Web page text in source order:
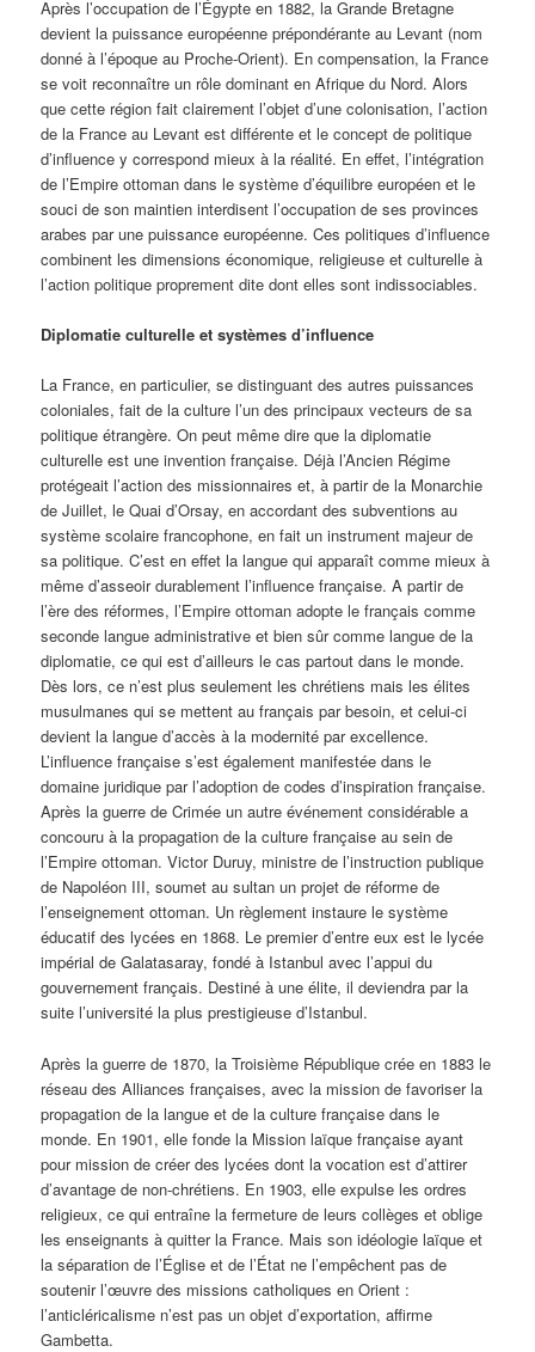
Après l’occupation de l’Égypte en 1882, la Grande Bretagne
devient la puissance européenne prépondérante au Levant (nom
donné à l’époque au Proche-Orient). En compensation, la France
se voit reconnaître un rôle dominant en Afrique du Nord. Alors
que cette région fait clairement l’objet d’une colonisation, l’action
de la France au Levant est différente et le concept de politique
d’influence y correspond mieux à la réalité. En effet, l’intégration
de l’Empire ottoman dans le système d’équilibre européen et le
souci de son maintien interdisent l’occupation de ses provinces
arabes par une puissance européenne. Ces politiques d’influence
combinent les dimensions économique, religieuse et culturelle à
l’action politique proprement dite dont elles sont indissociables.
Diplomatie culturelle et systèmes d’influence
La France, en particulier, se distinguant des autres puissances
coloniales, fait de la culture l’un des principaux vecteurs de sa
politique étrangère. On peut même dire que la diplomatie
culturelle est une invention française. Déjà l’Ancien Régime
protégeait l’action des missionnaires et, à partir de la Monarchie
de Juillet, le Quai d’Orsay, en accordant des subventions au
système scolaire francophone, en fait un instrument majeur de
sa politique. C’est en effet la langue qui apparaît comme mieux à
même d’asseoir durablement l’influence française. A partir de
l’ère des réformes, l’Empire ottoman adopte le français comme
seconde langue administrative et bien sûr comme langue de la
diplomatie, ce qui est d’ailleurs le cas partout dans le monde.
Dès lors, ce n’est plus seulement les chrétiens mais les élites
musulmanes qui se mettent au français par besoin, et celui-ci
devient la langue d’accès à la modernité par excellence.
L’influence française s’est également manifestée dans le
domaine juridique par l’adoption de codes d’inspiration française.
Après la guerre de Crimée un autre événement considérable a
concouru à la propagation de la culture française au sein de
l’Empire ottoman. Victor Duruy, ministre de l’instruction publique
de Napoléon III, soumet au sultan un projet de réforme de
l’enseignement ottoman. Un règlement instaure le système
éducatif des lycées en 1868. Le premier d’entre eux est le lycée
impérial de Galatasaray, fondé à Istanbul avec l’appui du
gouvernement français. Destiné à une élite, il deviendra par la
suite l’université la plus prestigieuse d’Istanbul.
Après la guerre de 1870, la Troisième République crée en 1883 le
réseau des Alliances françaises, avec la mission de favoriser la
propagation de la langue et de la culture française dans le
monde. En 1901, elle fonde la Mission laïque française ayant
pour mission de créer des lycées dont la vocation est d’attirer
d’avantage de non-chrétiens. En 1903, elle expulse les ordres
religieux, ce qui entraîne la fermeture de leurs collèges et oblige
les enseignants à quitter la France. Mais son idéologie laïque et
la séparation de l’Église et de l’État ne l’empêchent pas de
soutenir l’œuvre des missions catholiques en Orient :
l’anticléricalisme n’est pas un objet d’exportation, affirme
Gambetta.